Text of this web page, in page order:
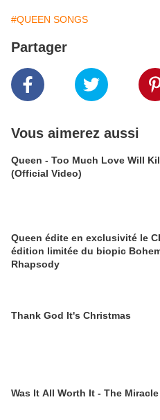
#QUEEN SONGS
Partager
Vous aimerez aussi
Queen - Too Much Love Will
(Official Video)
Queen édite en exclusivité le
édition limitée du biopic
Rhapsody
Thank God It's Christmas
Was It All Worth It - The Miracle